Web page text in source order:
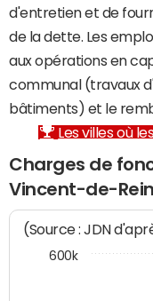
d'entretien et de
de la dette. Les
aux opérations en
communal (travaux
bâtiments) et le
Les villes où
Charges de
Vincent-de-
(Source : JDN
600k